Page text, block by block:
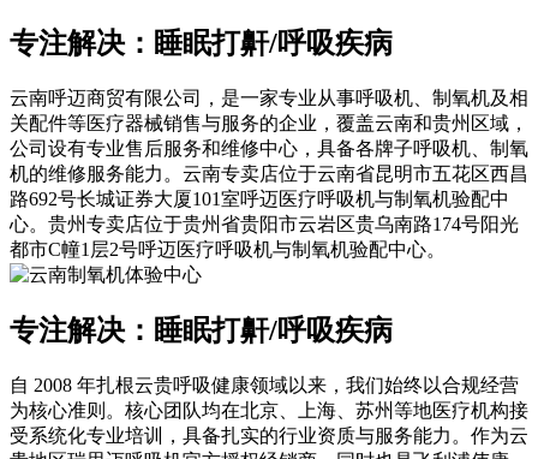
专注解决：睡眠打鼾/呼吸疾病
云南呼迈商贸有限公司，是一家专业从事呼吸机、制氧机及相
关配件等医疗器械销售与服务的企业，覆盖云南和贵州区域，
公司设有专业售后服务和维修中心，具备各牌子呼吸机、制氧
机的维修服务能力。云南专卖店位于云南省昆明市五花区西昌
路692号长城证券大厦101室呼迈医疗呼吸机与制氧机验配中
心。贵州专卖店位于贵州省贵阳市云岩区贵乌南路174号阳光
都市C幢1层2号呼迈医疗呼吸机与制氧机验配中心。
专注解决：睡眠打鼾/呼吸疾病
自 2008 年扎根云贵呼吸健康领域以来，我们始终以合规经营
为核心准则。核心团队均在北京、上海、苏州等地医疗机构接
受系统化专业培训，具备扎实的行业资质与服务能力。作为云